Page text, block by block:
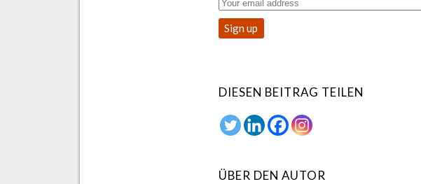
DIESEN BEITRAG TEILEN
ÜBER DEN AUTOR